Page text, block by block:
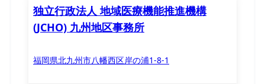
独立行政法人 地域医療機能推進機構
(JCHO) 九州地区事務所
福岡県北九州市八幡西区岸の浦1-8-1